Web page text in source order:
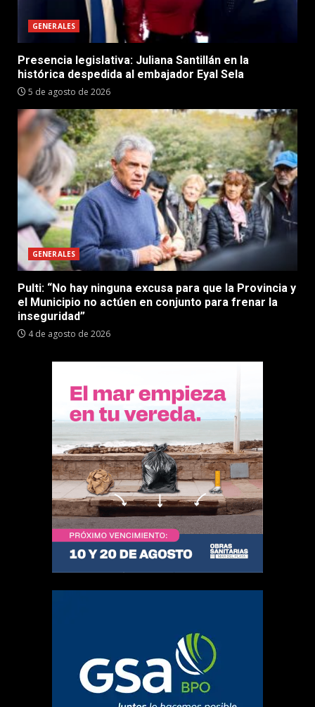
GENERALES
Presencia legislativa: Juliana Santillán en la
histórica despedida al embajador Eyal Sela
5 de agosto de 2026
GENERALES
Pulti: “No hay ninguna excusa para que la Provincia y
el Municipio no actúen en conjunto para frenar la
inseguridad”
4 de agosto de 2026